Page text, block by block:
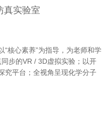
真实验室
核心素养”为指导，为老师和学
步的VR / 3D虚拟实验；以开
究平台；全视角呈现化学分子